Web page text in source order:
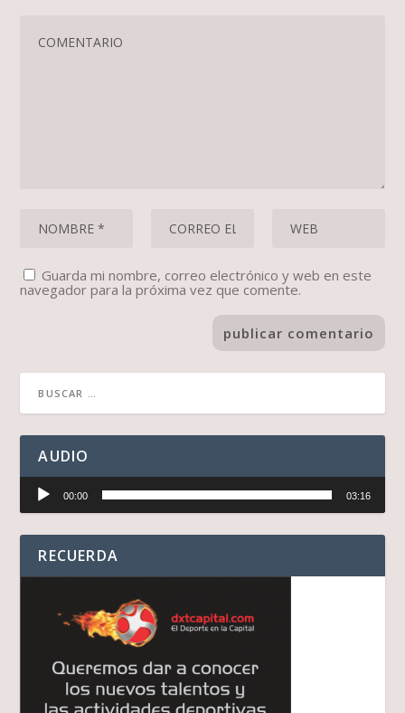
Guarda mi nombre, correo electrónico y web en este
navegador para la próxima vez que comente.
AUDIO
audio
00:00 03:16
RECUERDA